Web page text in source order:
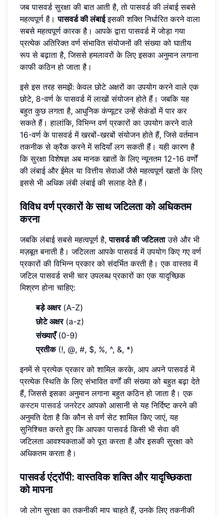
जब पासवर्ड सुरक्षा की बात आती है, तो पासवर्ड की लंबाई सबसे
महत्वपूर्ण है।पासवर्ड की लंबाईइसकी शक्ति निर्धारित करने वाला
सबसे महत्वपूर्ण कारक है। आपके द्वारा पासवर्ड में जोड़ा गया
प्रत्येक अतिरिक्त वर्ण संभावित संयोजनों की संख्या को घातीय
रूप से बढ़ाता है, जिससे हमलावरों के लिए इसका अनुमान लगाना
काफी कठिन हो जाता है।
इसे इस तरह समझें: केवल छोटे अक्षरों का उपयोग करने वाले एक
छोटे, 8-वर्ण के पासवर्ड में लाखों संयोजन होते हैं। जबकि यह
बहुत कुछ लगता है, आधुनिक कंप्यूटर उन्हें सेकंडों में पार कर
सकते हैं। हालांकि, विभिन्न वर्ण प्रकारों का उपयोग करने वाले
16-वर्ण के पासवर्ड में खरबों-खरबों संयोजन होते हैं, जिसे वर्तमान
तकनीक से क्रैक करने में सदियाँ लग सकती हैं। यही कारण है
कि सुरक्षा विशेषज्ञ अब मानक खातों के लिए न्यूनतम 12-16 वर्णों
की लंबाई और ईमेल या वित्तीय सेवाओं जैसे महत्वपूर्ण खातों के लिए
इससे भी अधिक लंबी लंबाई की सलाह देते हैं।
विविध वर्ण प्रकारों के साथ जटिलता को अधिकतम
करना
जबकि लंबाई सबसे महत्वपूर्ण है,पासवर्ड की जटिलताउसे और भी
मज़बूत बनाती है। जटिलता आपके पासवर्ड में उपयोग किए गए वर्ण
प्रकारों की विभिन्न प्रकार को संदर्भित करती है। एक वास्तव में
जटिल पासवर्ड सभी चार उपलब्ध प्रकारों का एक यादृच्छिक
मिश्रण होना चाहिए:
बड़े अक्षर(A-Z)
छोटे अक्षर(a-z)
संख्याएँ(0-9)
प्रतीक(!, @, #, $, %, ^, &, *)
इनमें से प्रत्येक प्रकार को शामिल करके, आप अपने पासवर्ड में
प्रत्येक स्थिति के लिए संभावित वर्णों की संख्या को बहुत बढ़ा देते
हैं, जिससे इसका अनुमान लगाना बहुत कठिन हो जाता है। एक
कस्टम पासवर्ड जनरेटरआपको आसानी से यह निर्दिष्ट करने की
अनुमति देता है कि कौन से वर्ण सेट शामिल किए जाएं, यह
सुनिश्चित करते हुए कि आपका पासवर्ड किसी भी सेवा की
जटिलता आवश्यकताओं को पूरा करता है और इसकी सुरक्षा को
अधिकतम करता है।
पासवर्ड एंट्रॉपी: वास्तविक शक्ति और यादृच्छिकता
को मापना
जो लोग सुरक्षा का तकनीकी माप चाहते हैं, उनके लिए तकनीकी